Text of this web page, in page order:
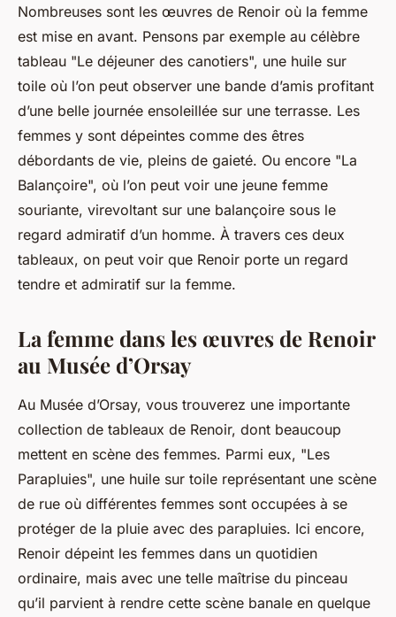
Nombreuses sont les œuvres de Renoir où la femme
est mise en avant. Pensons par exemple au célèbre
tableau "Le déjeuner des canotiers", une huile sur
toile où l’on peut observer une bande d’amis profitant
d’une belle journée ensoleillée sur une terrasse. Les
femmes y sont dépeintes comme des êtres
débordants de vie, pleins de gaieté. Ou encore "La
Balançoire", où l’on peut voir une jeune femme
souriante, virevoltant sur une balançoire sous le
regard admiratif d’un homme. À travers ces deux
tableaux, on peut voir que Renoir porte un regard
tendre et admiratif sur la femme.
La femme dans les œuvres de Renoir
au Musée d’Orsay
Au Musée d’Orsay, vous trouverez une importante
collection de tableaux de Renoir, dont beaucoup
mettent en scène des femmes. Parmi eux, "Les
Parapluies", une huile sur toile représentant une scène
de rue où différentes femmes sont occupées à se
protéger de la pluie avec des parapluies. Ici encore,
Renoir dépeint les femmes dans un quotidien
ordinaire, mais avec une telle maîtrise du pinceau
qu’il parvient à rendre cette scène banale en quelque